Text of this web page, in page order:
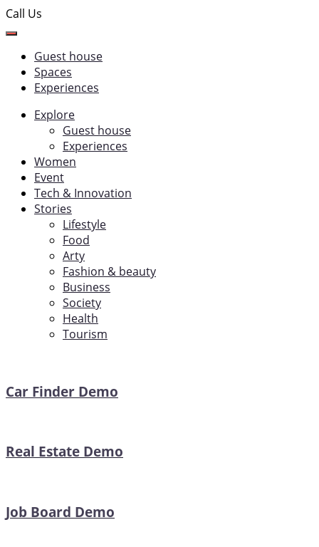
Call Us
Guest house
Spaces
Experiences
Explore
Guest house
Experiences
Women
Event
Tech & Innovation
Stories
Lifestyle
Food
Arty
Fashion & beauty
Business
Society
Health
Tourism
Car Finder Demo
Real Estate Demo
Job Board Demo